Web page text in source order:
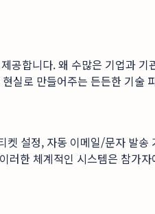
공합니다. 왜 수많은 기업과
실로 만들어주는 든든한 기술
설정, 자동 이메일/문자 발
한 체계적인 시스템은 참가